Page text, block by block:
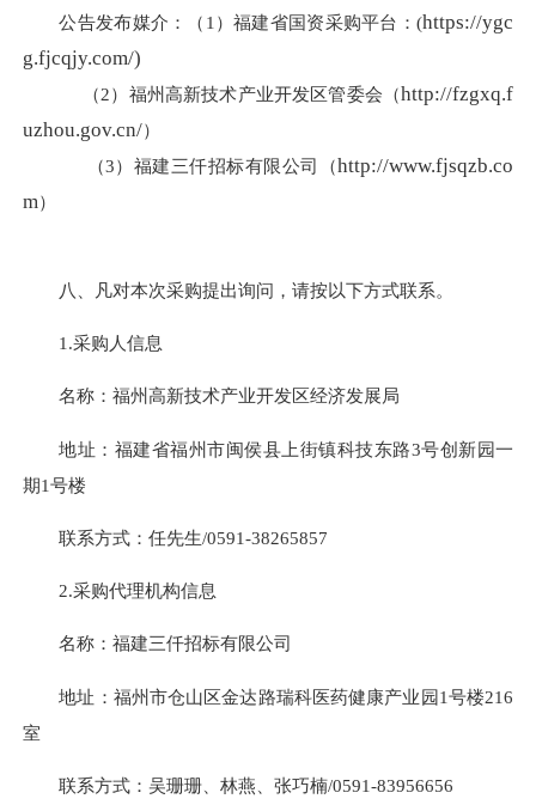
公告发布媒介：（1）福建省国资采购平台：(https://ygc
g.fjcqjy.com/)
（2）福州高新技术产业开发区管委会（http://fzgxq.f
uzhou.gov.cn/）
（3）福建三仟招标有限公司（http://www.fjsqzb.co
m）
八、凡对本次采购提出询问，请按以下方式联系。
1.采购人信息
名称：福州高新技术产业开发区经济发展局
地址：福建省福州市闽侯县上街镇科技东路3号创新园一
期1号楼
联系方式：任先生/0591-38265857
2.采购代理机构信息
名称：福建三仟招标有限公司
地址：福州市仓山区金达路瑞科医药健康产业园1号楼216
室
联系方式：吴珊珊、林燕、张巧楠/0591-83956656